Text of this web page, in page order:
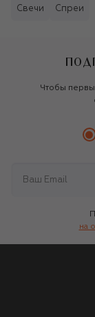
Свечи Спреи
Чтобы
на